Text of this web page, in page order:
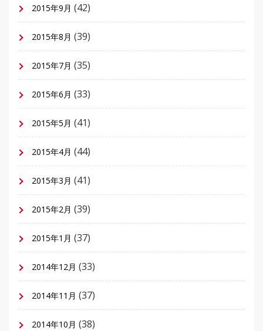
2015年9月 (42)
2015年8月 (39)
2015年7月 (35)
2015年6月 (33)
2015年5月 (41)
2015年4月 (44)
2015年3月 (41)
2015年2月 (39)
2015年1月 (37)
2014年12月 (33)
2014年11月 (37)
2014年10月 (38)